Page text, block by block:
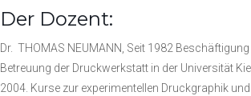
Der Dozent:
Dr. THOMAS NEUMANN, Seit 1982
Betreuung der Druckwerkstatt in der Universität
2004. Kurse zur experimentellen Druckgraphik